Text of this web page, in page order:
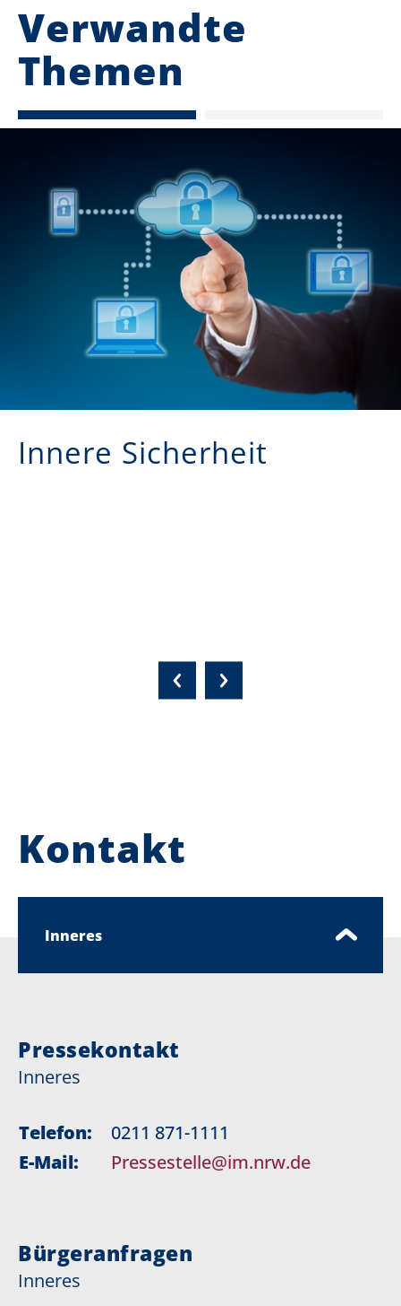
Verwandte
Themen
Innere Sicherheit
Kontakt
Inneres
Pressekontakt
Inneres
Telefon:
0211 871-1111
E-Mail:
Pressestelle@im.nrw.de
Bürgeranfragen
Inneres